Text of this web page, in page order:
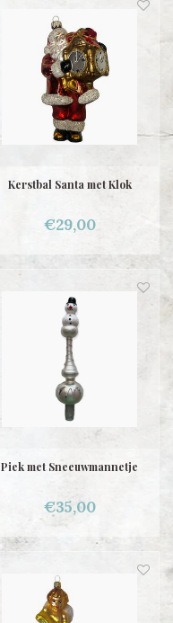
Kerstbal Santa met Klok
€29,00
Piek met Sneeuwmannetje
€35,00